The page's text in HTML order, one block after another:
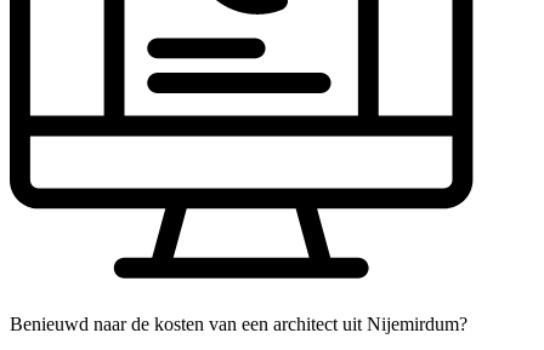
Benieuwd naar de kosten van een architect uit Nijemirdum?